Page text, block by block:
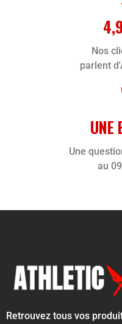
Nos
parlent
UNE
Une
au
Retrouvez tous vos